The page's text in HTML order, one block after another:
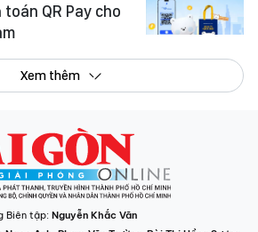
QR Pay cho
Xem thêm
Biên tập: Nguyễn Khắc Văn